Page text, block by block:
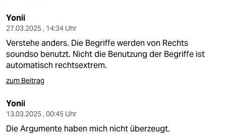
Yonii
27.03.2025 , 14:34 Uhr
Verstehe anders. Die Begriffe werden von Rechts
soundso benutzt. Nicht die Benutzung der Begriffe ist
automatisch rechtsextrem.
zum Beitrag
Yonii
13.03.2025 , 00:45 Uhr
Die Argumente haben mich nicht überzeugt.